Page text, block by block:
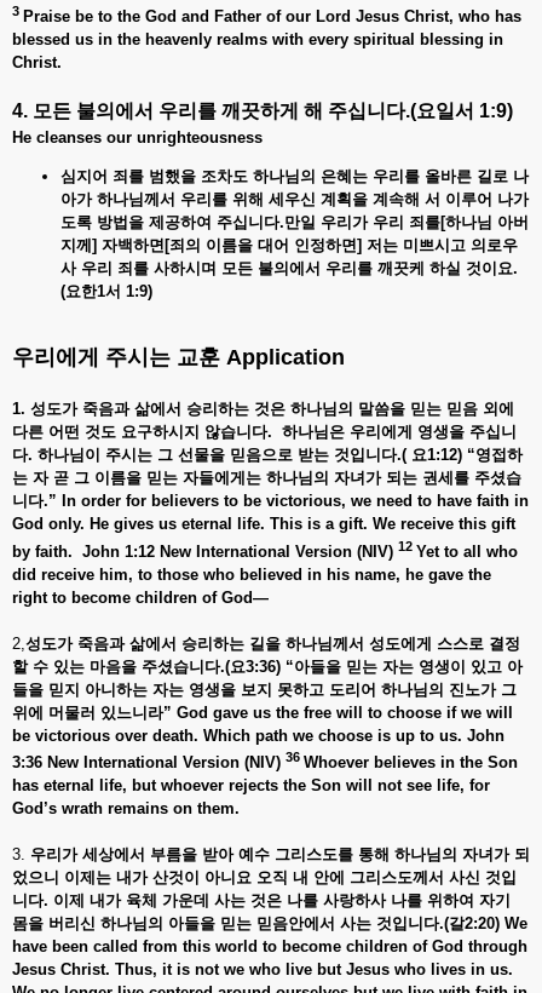
3 Praise be to the God and Father of our Lord Jesus Christ, who has
blessed us in the heavenly realms with every spiritual blessing in
Christ.
4. 모든 불의에서 우리를 깨끗하게 해 주십니다.(요일서 1:9)
He cleanses our unrighteousness
심지어 죄를 범했을 조차도 하나님의 은혜는 우리를 올바른 길로 나
아가 하나님께서 우리를 위해 세우신 계획을 계속해 서 이루어 나가
도록 방법을 제공하여 주십니다.만일 우리가 우리 죄를[하나님 아버
지께] 자백하면[죄의 이름을 대어 인정하면] 저는 미쁘시고 의로우
사 우리 죄를 사하시며 모든 불의에서 우리를 깨끗케 하실 것이요.
(요한1서 1:9)
우리에게 주시는 교훈 Application
1. 성도가 죽음과 삶에서 승리하는 것은 하나님의 말씀을 믿는 믿음 외에
다른 어떤 것도 요구하시지 않습니다. 하나님은 우리에게 영생을 주십니
다. 하나님이 주시는 그 선물을 믿음으로 받는 것입니다.( 요1:12) “영접하
는 자 곧 그 이름을 믿는 자들에게는 하나님의 자녀가 되는 권세를 주셨습
니다.” In order for believers to be victorious, we need to have faith in
God only. He gives us eternal life. This is a gift. We receive this gift
by faith. John 1:12 New International Version (NIV) 12 Yet to all who
did receive him, to those who believed in his name, he gave the
right to become children of God—
​2, 성도가 죽음과 삶에서 승리하는 길을 하나님께서 성도에게 스스로 결정
할 수 있는 마음을 주셨습니다.(요3:36) “아들을 믿는 자는 영생이 있고 아
들을 믿지 아니하는 자는 영생을 보지 못하고 도리어 하나님의 진노가 그
위에 머물러 있느니라” God gave us the free will to choose if we will
be victorious over death. Which path we choose is up to us. John
3:36 New International Version (NIV) 36 Whoever believes in the Son
has eternal life, but whoever rejects the Son will not see life, for
God’s wrath remains on them.
3. 우리가 세상에서 부름을 받아 예수 그리스도를 통해 하나님의 자녀가 되
었으니 이제는 내가 산것이 아니요 오직 내 안에 그리스도께서 사신 것입
니다. 이제 내가 육체 가운데 사는 것은 나를 사랑하사 나를 위하여 자기
몸을 버리신 하나님의 아들을 믿는 믿음안에서 사는 것입니다.(갈2:20) We
have been called from this world to become children of God through
Jesus Christ. Thus, it is not we who live but Jesus who lives in us.